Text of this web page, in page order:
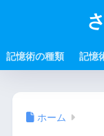
記憶術の種類 記憶
ホーム